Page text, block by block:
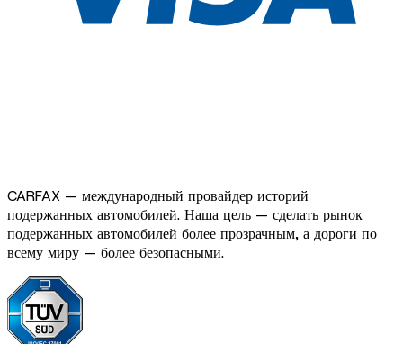
CARFAX — международный провайдер историй
подержанных автомобилей. Наша цель — сделать рынок
подержанных автомобилей более прозрачным, а дороги по
всему миру — более безопасными.